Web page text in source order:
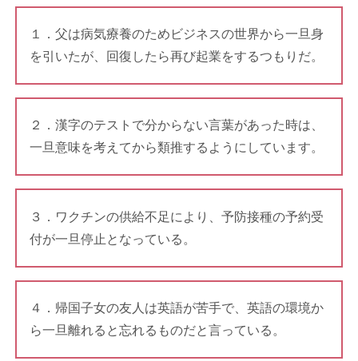
１．父は病気療養のためビジネスの世界から一旦身
を引いたが、回復したら再び起業をするつもりだ。
２．漢字のテストで分からない言葉があった時は、
一旦意味を考えてから類推するようにしています。
３．ワクチンの供給不足により、予防接種の予約受
付が一旦停止となっている。
４．帰国子女の友人は英語が苦手で、英語の環境か
ら一旦離れると忘れるものだと言っている。